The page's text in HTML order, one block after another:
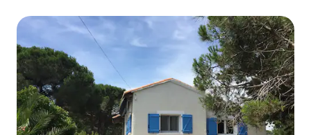
ル、1つは屋内で温水。 3つの大きな木製テラス、ガーデン
家具、サンデッキを備えた快適なシャレー。